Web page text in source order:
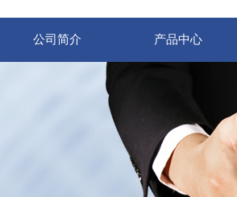
公司简介 产品中心